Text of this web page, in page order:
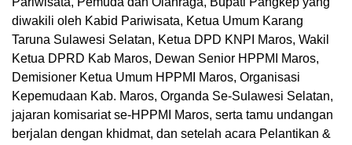
diwakili oleh Kabid Pariwisata, Ketua Umum Karang
Taruna Sulawesi Selatan, Ketua DPD KNPI Maros, Wakil
Ketua DPRD Kab Maros, Dewan Senior HPPMI Maros,
Demisioner Ketua Umum HPPMI Maros, Organisasi
Kepemudaan Kab. Maros, Organda Se-Sulawesi Selatan,
jajaran komisariat se-HPPMI Maros, serta tamu undangan
berjalan dengan khidmat, dan setelah acara Pelantikan &